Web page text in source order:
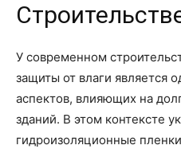
У современном
защиты от влаги является
аспектов, влияющих на
зданий. В этом контексте
гидроизоляционные